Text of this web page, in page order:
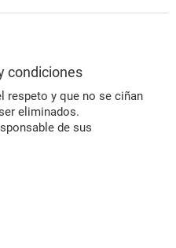
condiciones
respeto y que no se ciñan
eliminados.
de sus